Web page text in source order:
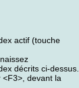
actif (touche
décrits ci-dessus.
devant la